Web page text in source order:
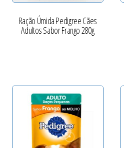
Ração Úmida Pedigree Cães
Adultos Sabor Frango 280g